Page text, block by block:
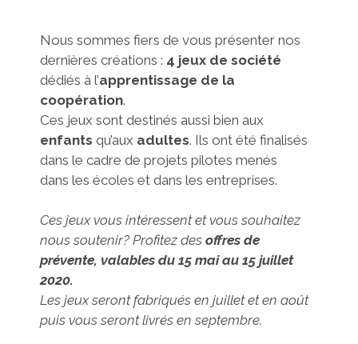
Nous sommes fiers de vous présenter nos
dernières créations : 4 jeux de société
dédiés à l’apprentissage de la
coopération.
Ces jeux sont destinés aussi bien aux
enfants qu’aux adultes. Ils ont été finalisés
dans le cadre de projets pilotes menés
dans les écoles et dans les entreprises.
Ces jeux vous intéressent et vous souhaitez
nous soutenir? Profitez des offres de
prévente, valables du 15 mai au 15 juillet
2020.
Les jeux seront fabriqués en juillet et en août
puis vous seront livrés en septembre.